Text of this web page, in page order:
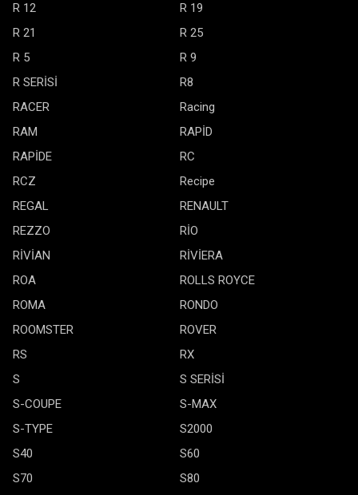
R 12
R 19
R 21
R 25
R 5
R 9
R SERİSİ
R8
RACER
Racing
RAM
RAPİD
RAPİDE
RC
RCZ
Recipe
REGAL
RENAULT
REZZO
RİO
RİVİAN
RİVİERA
ROA
ROLLS ROYCE
ROMA
RONDO
ROOMSTER
ROVER
RS
RX
S
S SERİSİ
S-COUPE
S-MAX
S-TYPE
S2000
S40
S60
S70
S80